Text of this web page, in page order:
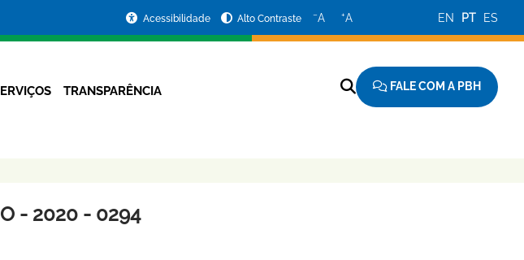
Acessibilidade Alto Contraste −A +A EN PT ES
TRANSPARÊNCIA FALE COM A PBH
- 2020 - 0294